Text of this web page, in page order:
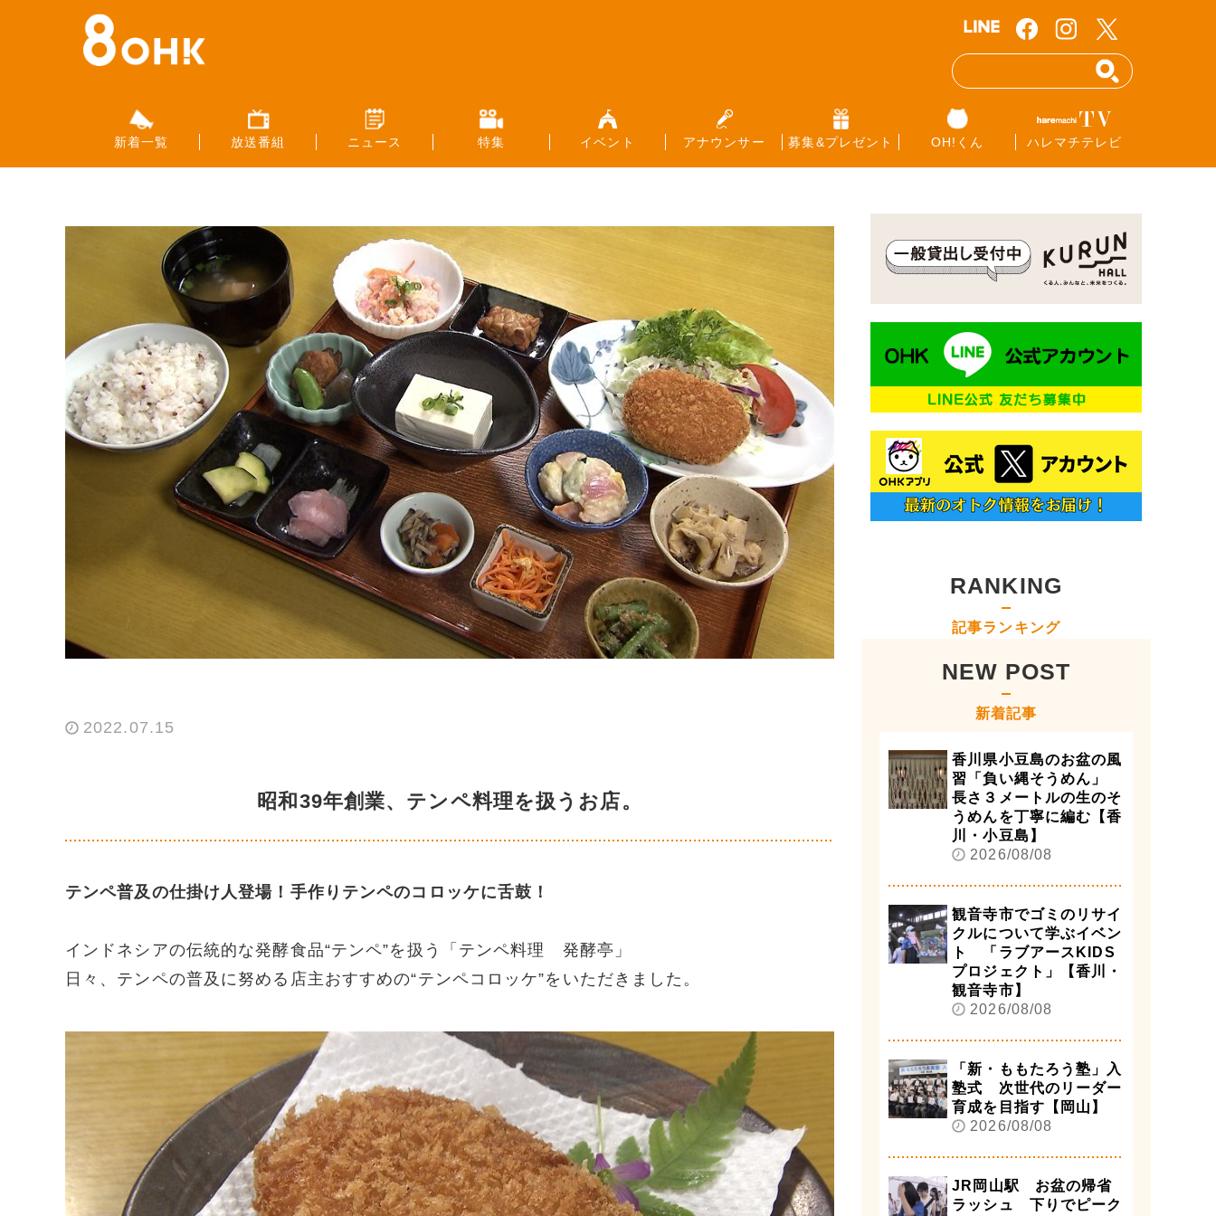
新着一覧 放送番組 ニュース 特集 イベント アナウンサー 募集&プレゼント OH!くん ハレマチテレビ
2022.07.15
昭和39年創業、テンペ料理を扱うお店。
テンペ普及の仕掛け人登場！手作りテンペのコロッケに舌鼓！
インドネシアの伝統的な発酵食品“テンペ”を扱う「テンペ料理 発酵亭」
日々、テンペの普及に努める店主おすすめの“テンペコロッケ”をいただきました。
RANKING
記事ランキング
NEW POST
新着記事
香川県小豆島のお盆の風
習「負い縄そうめん」
長さ３メートルの生のそ
うめんを丁寧に編む【香
川・小豆島】
2026/08/08
観音寺市でゴミのリサイ
クルについて学ぶイベン
ト 「ラブアースKIDS
プロジェクト」【香川・
観音寺市】
2026/08/08
「新・ももたろう塾」入
塾式 次世代のリーダー
育成を目指す【岡山】
2026/08/08
JR岡山駅 お盆の帰省
ラッシュ 下りでピーク